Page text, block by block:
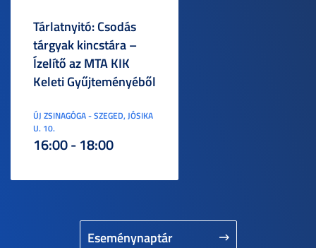
Eseménynaptár
Tárlatnyitó: Csodás
tárgyak kincstára –
Ízelítő az MTA KIK
Keleti Gyűjteményéből
ÚJ ZSINAGÓGA - SZEGED, JÓSIKA
U. 10.
16:00 - 18:00